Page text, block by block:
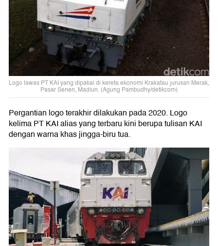
Logo lawas PT KAI yang dipakai di kereta ekonomi Krakatau jurusan Merak,
Pasar Senen, Madiun. (Agung Pambudhy/detikcom)
Pergantian logo terakhir dilakukan pada 2020. Logo
kelima PT KAI alias yang terbaru kini berupa tulisan KAI
dengan warna khas jingga-biru tua.